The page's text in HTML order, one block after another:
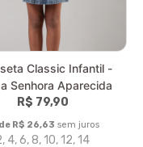
Unissex T-Shirt